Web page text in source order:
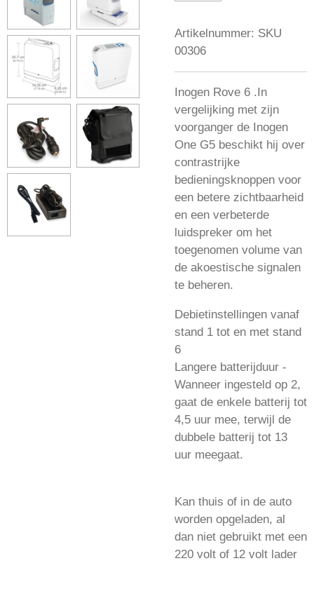
Artikelnummer: SKU
00306
Inogen Rove 6 .In
vergelijking met zijn
voorganger de Inogen
One G5 beschikt hij over
contrastrijke
bedieningsknoppen voor
een betere zichtbaarheid
en een verbeterde
luidspreker om het
toegenomen volume van
de akoestische signalen
te beheren.
Debietinstellingen vanaf
stand 1 tot en met stand
6
Langere batterijduur -
Wanneer ingesteld op 2,
gaat de enkele batterij tot
4,5 uur mee, terwijl de
dubbele batterij tot 13
uur meegaat.
Kan thuis of in de auto
worden opgeladen, al
dan niet gebruikt met een
220 volt of 12 volt lader